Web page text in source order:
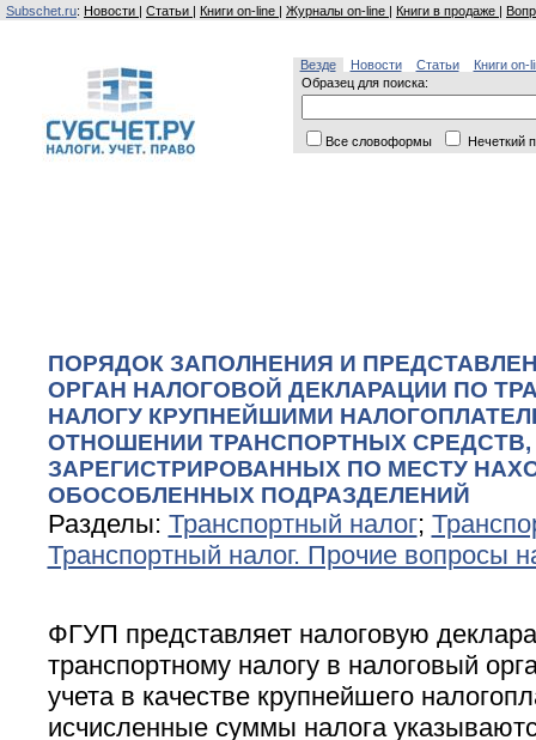
Subschet.ru: Новости | Статьи | Книги on-line | Журналы on-line | Книги в продаже |
Везде Новости Статьи
Книги on-
Образец для поиска:
Все словоформы Нечеткий
ПОРЯДОК ЗАПОЛНЕНИЯ И
ОРГАН НАЛОГОВОЙ ДЕКЛАРАЦИИ ПО
НАЛОГУ КРУПНЕЙШИМИ
ОТНОШЕНИИ ТРАНСПОРТНЫХ СРЕДСТВ,
ЗАРЕГИСТРИРОВАННЫХ ПО МЕСТУ
ОБОСОБЛЕННЫХ ПОДРАЗДЕЛЕНИЙ
Разделы: Транспортный налог;
Транспортный налог. Прочие вопросы
ФГУП представляет налоговую
транспортному налогу в налоговый
учета в качестве крупнейшего
исчисленные суммы налога